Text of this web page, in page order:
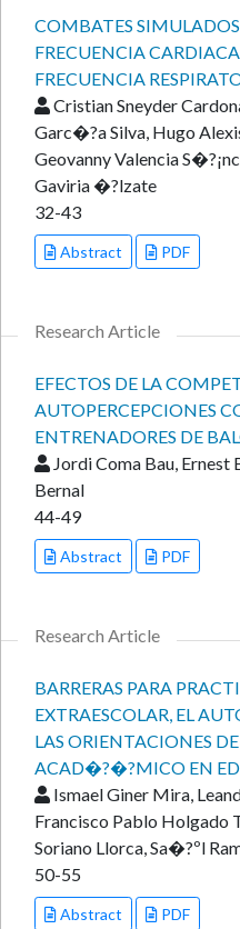
COMBATES
FRECUENCIA
FRECUENCIA
Cristian Sneyder
Garc�?­a Silva, Hugo
Geovanny Valencia
Gaviria �?lzate
32-43
Abstract PDF
Research Article
EFECTOS DE LA
AUTOPERCEPCIONES
ENTRENADORES DE
Jordi Coma Bau, Ernest
Bernal
44-49
Abstract PDF
Research Article
BARRERAS PARA
EXTRAESCOLAR, EL
LAS ORIENTACIONES
ACAD�?�?MICO EN
Ismael Giner Mira,
Francisco Pablo Holgado
Soriano Llorca, Sa�?ºl
50-55
Abstract PDF